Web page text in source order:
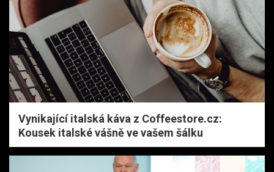
Vynikající italská káva z Coffeestore.cz:
Kousek italské vášně ve vašem šálku